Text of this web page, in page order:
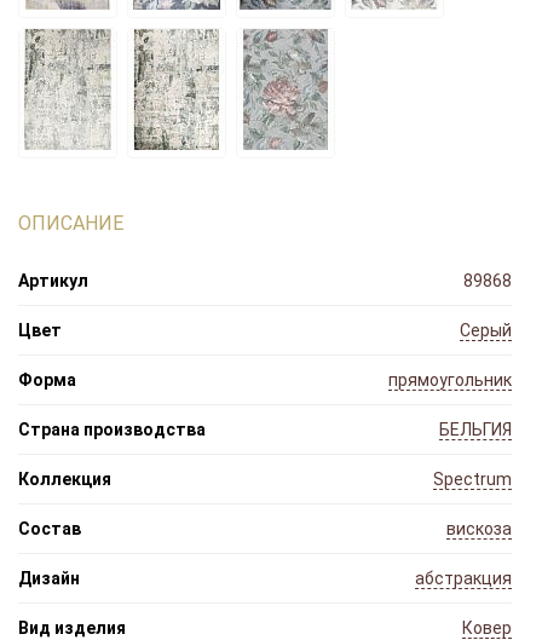
ОПИСАНИЕ
Артикул 89868
Цвет Серый
Форма прямоугольник
Страна производства БЕЛЬГИЯ
Коллекция Spectrum
Состав вискоза
Дизайн абстракция
Вид изделия Ковер